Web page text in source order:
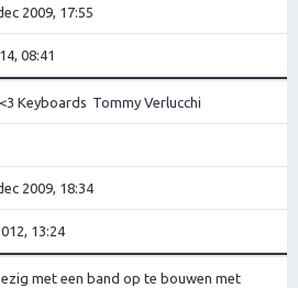
2009, 17:55
08:41
Keyboards Tommy Verlucchi
2009, 18:34
13:24
met een band op te bouwen met